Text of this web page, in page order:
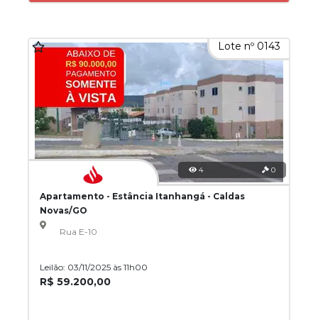
Lote nº 0143
4 0
Apartamento - Estância Itanhangá - Caldas
Novas/GO
Rua E-10
Leilão: 03/11/2025 às 11h00
R$ 59.200,00